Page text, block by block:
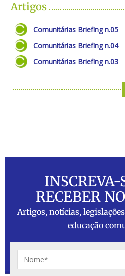
Artigos
Comunitárias Briefing n.05
Comunitárias Briefing n.04
Comunitárias Briefing n.03
INSCREVA-
RECEBER
Artigos, notícias,
educação